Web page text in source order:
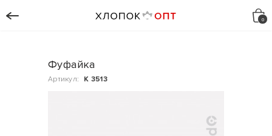
Фуфайка
Артикул: К 3513